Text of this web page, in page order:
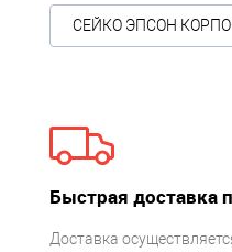
СЕЙКО ЭПСОН
Быстрая доставка
Доставка